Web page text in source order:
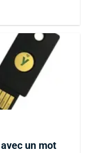
un mot